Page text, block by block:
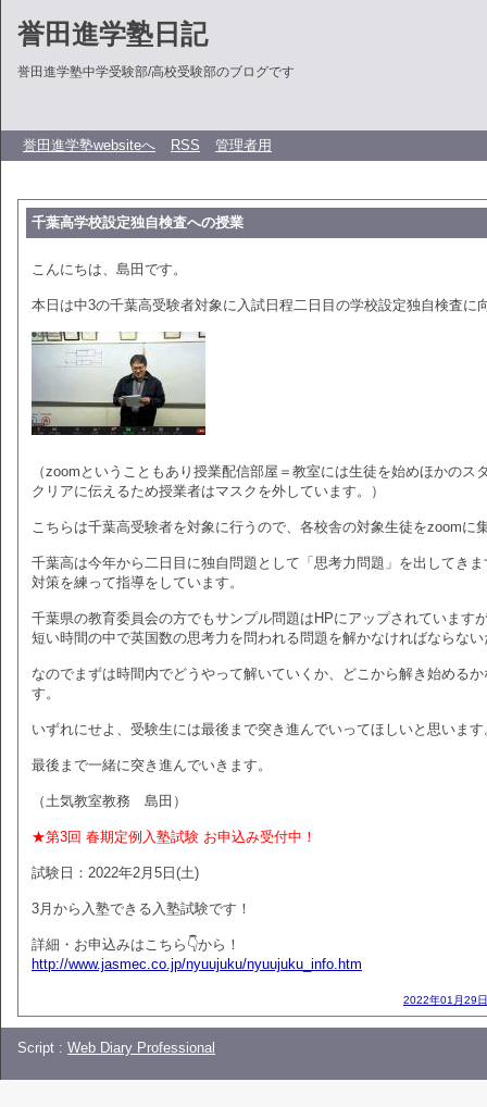
誉田進学塾日記
誉田進学塾中学受験部/高校受験部のブログです
誉田進学塾websiteへ RSS 管理者用
千葉高学校設定独自検査への授業
こんにちは、島田です。
本日は中3の千葉高受験者対象に入試日程二日目の学校設定独自検査に
（zoomということもあり授業配信部屋＝教室には生徒を始めほかの
クリアに伝えるため授業者はマスクを外しています。）
こちらは千葉高受験者を対象に行うので、各校舎の対象生徒をzoomに
千葉高は今年から二日目に独自問題として「思考力問題」を出してき
対策を練って指導をしています。
千葉県の教育委員会の方でもサンプル問題はHPにアップされています
短い時間の中で英国数の思考力を問われる問題を解かなければならな
なのでまずは時間内でどうやって解いていくか、どこから解き始める
す。
いずれにせよ、受験生には最後まで突き進んでいってほしいと思います
最後まで一緒に突き進んでいきます。
（土気教室教務 島田）
★第3回 春期定例入塾試験 お申込み受付中！
試験日：2022年2月5日(土)
3月から入塾できる入塾試験です！
詳細・お申込みはこちら👇から！
http://www.jasmec.co.jp/nyuujuku/nyuujuku_info.htm
2022年01月29
Script : Web Diary Professional